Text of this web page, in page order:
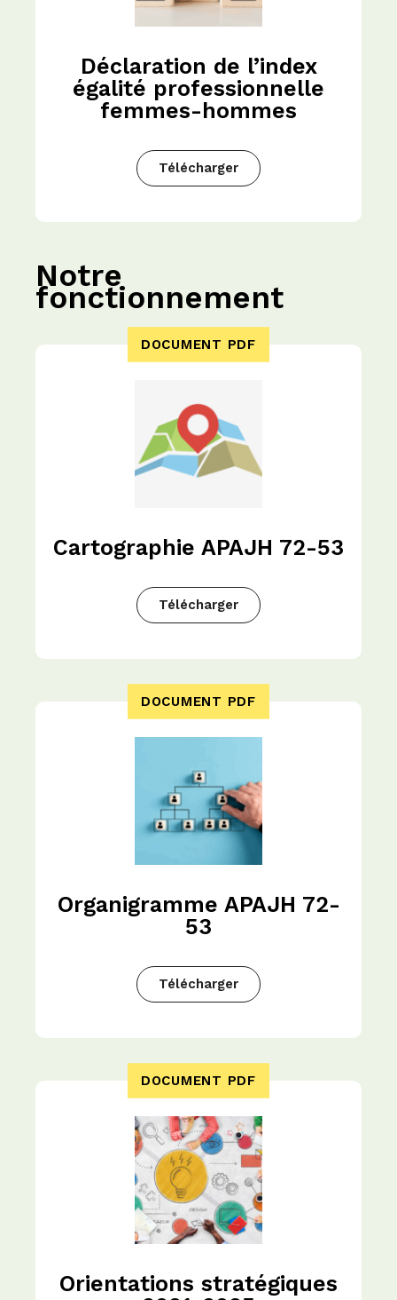
Déclaration de l’index
égalité professionnelle
femmes-hommes
Télécharger
Notre
fonctionnement
Cartographie APAJH 72-53
Télécharger
DOCUMENT PDF
Organigramme APAJH 72-
53
Télécharger
DOCUMENT PDF
Orientations stratégiques
DOCUMENT PDF